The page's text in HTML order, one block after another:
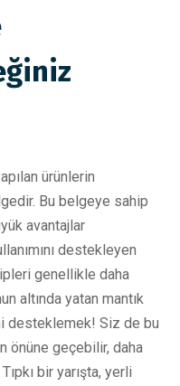
ürünlerin
Bu belgeye sahip
avantajlar
destekleyen
genellikle daha
altında yatan mantık
desteklemek! Siz de bu
önüne geçebilir, daha
bir yarışta, yerli